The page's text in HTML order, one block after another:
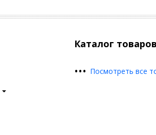
Каталог товаров
••• Посмотреть все